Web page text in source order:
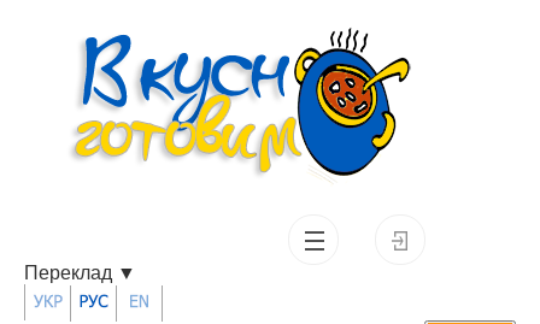
Переклад ▼